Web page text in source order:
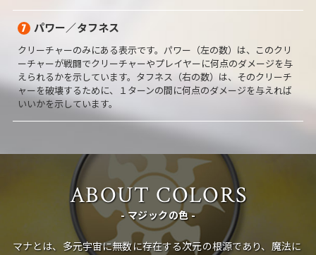
7 パワー／タフネス
クリーチャーのみにある表示です。パワー（左の数）は、このクリ
ーチャーが戦闘でクリーチャーやプレイヤーに何点のダメージを与
えられるかを示しています。タフネス（右の数）は、そのクリーチ
ャーを破壊するために、１ターンの間に何点のダメージを与えれば
いいかを示しています。
ABOUT COLORS
- マジックの色 -
マナとは、多元宇宙に無数に存在する次元の根源であり、魔法に